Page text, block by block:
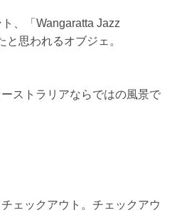
、「Wangaratta Jazz
思われるオブジェ。
ストラリアならではの風景で
ェックアウト。チェックアウ